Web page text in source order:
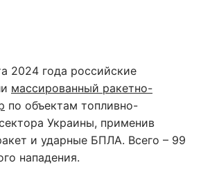
2024 года российские
массированный ракетно-
по объектам топливно-
Украины, применив
и ударные БПЛА. Всего – 99
нападения.